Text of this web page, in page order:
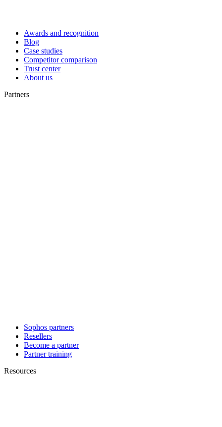
Awards and recognition
Blog
Case studies
Competitor comparison
Trust center
About us
Partners
Sophos partners
Resellers
Become a partner
Partner training
Resources